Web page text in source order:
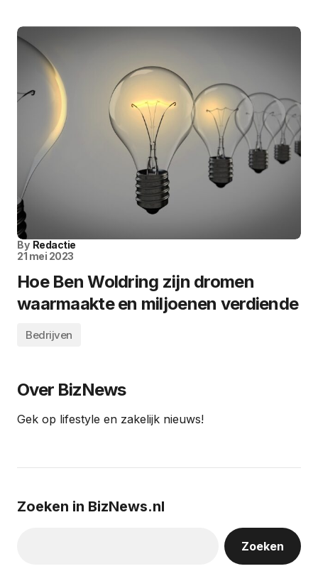
By Redactie
21 mei 2023
Hoe Ben Woldring zijn dromen
waarmaakte en miljoenen verdiende
Bedrijven
Over BizNews
Gek op lifestyle en zakelijk nieuws!
Zoeken in BizNews.nl
Zoeken